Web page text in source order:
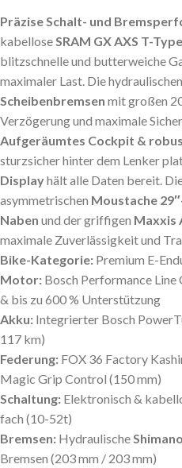
Präzise Schalt- und
kabelloseSRAM GX AXS T-
blitzschnelle und butterweiche
maximaler Last. Die hydraulischen
Scheibenbremsen mit großen
Verzögerung und maximale
Aufgeräumtes Cockpit &
sturzsicher hinter dem Lenker
Displayhält alle Daten bereit.
asymmetrischen Moustache
Naben und der griffigen Maxxis
maximale Zuverlässigkeit und
Bike-Kategorie: Premium E-
Motor: Bosch Performance Line
& bis zu 600 % Unterstützung
Akku: Integrierter Bosch
117 km)
Federung: FOX 36 Factory
Magic Grip Control (150 mm)
Schaltung: Elektronisch &
fach (10-52t)
Bremsen: Hydraulische
Bremsen (203 mm / 203 mm)